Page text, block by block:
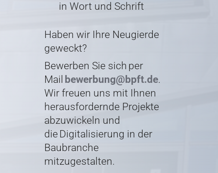
in Wort und Schrift
Haben wir Ihre Neugierde
geweckt?
Bewerben Sie sich per
Mail bewerbung@bpft.de.
Wir freuen uns mit Ihnen
herausfordernde Projekte
abzuwickeln und
die Digitalisierung in der
Baubranche
mitzugestalten.